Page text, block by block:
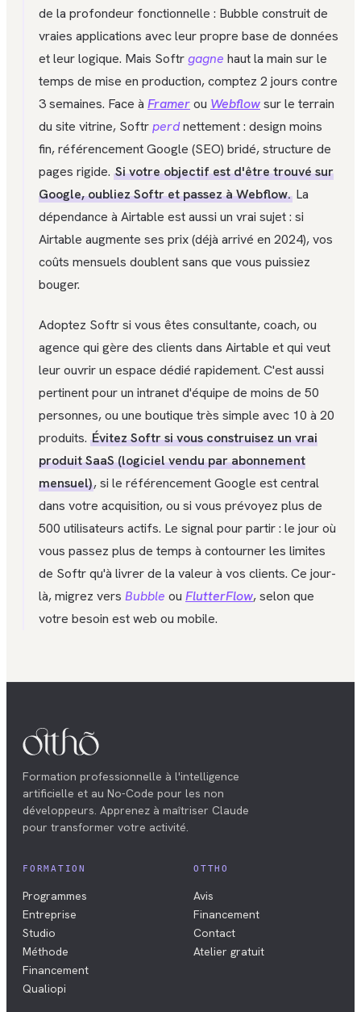
de la profondeur fonctionnelle : Bubble construit de
vraies applications avec leur propre base de données
et leur logique. Mais Softrgagne haut la main sur le
temps de mise en production, comptez 2 jours contre
3 semaines. Face à Framerou Webflowsur le terrain
du site vitrine, Softrperdnettement : design moins
fin, référencement Google (SEO) bridé, structure de
pages rigide. Si votre objectif est d'être trouvé sur
Google, oubliez Softr et passez à Webflow. La
dépendance à Airtable est aussi un vrai sujet : si
Airtable augmente ses prix (déjà arrivé en 2024), vos
coûts mensuels doublent sans que vous puissiez
bouger.
Adoptez Softr si vous êtes consultante, coach, ou
agence qui gère des clients dans Airtable et qui veut
leur ouvrir un espace dédié rapidement. C'est aussi
pertinent pour un intranet d'équipe de moins de 50
personnes, ou une boutique très simple avec 10 à 20
produits. Évitez Softr si vous construisez un vrai
produit SaaS (logiciel vendu par abonnement
mensuel), si le référencement Google est central
dans votre acquisition, ou si vous prévoyez plus de
500 utilisateurs actifs. Le signal pour partir : le jour où
vous passez plus de temps à contourner les limites
de Softr qu'à livrer de la valeur à vos clients. Ce jour-
là, migrez vers Bubble ou FlutterFlow, selon que
votre besoin est web ou mobile.
Formation professionnelle à l'intelligence
artificielle et au No-Code pour les non
développeurs. Apprenez à maîtriser Claude
pour transformer votre activité.
FORMATION
Programmes
Entreprise
Studio
Méthode
Financement
Qualiopi
OTTHO
Avis
Financement
Contact
Atelier gratuit